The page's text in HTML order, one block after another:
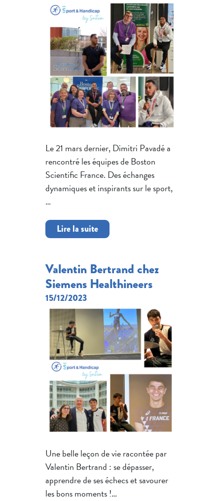
Le 21 mars dernier, Dimitri Pavadé a
rencontré les équipes de Boston
Scientific France. Des échanges
dynamiques et inspirants sur le sport,
…
Lire la suite
Valentin Bertrand chez
Siemens Healthineers
15/12/2023
Une belle leçon de vie racontée par
Valentin Bertrand : se dépasser,
apprendre de ses échecs et savourer
les bons moments !…